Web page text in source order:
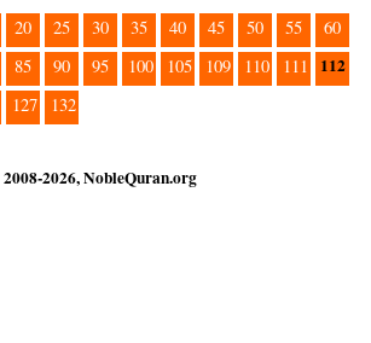
20 25 30 35 40 45 50 55
60
85 90 95 100 105 109 110 111 112
127 132
2008-2026, NobleQuran.org